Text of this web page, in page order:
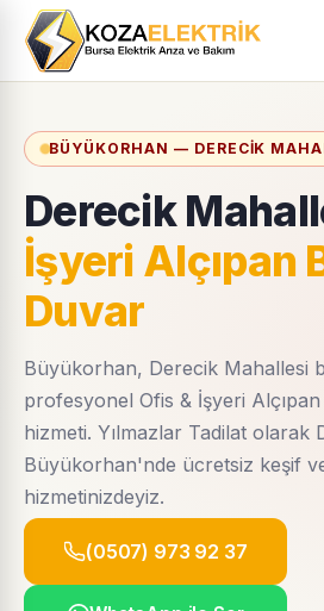
BÜYÜKORHAN — DERECIK
Derecik
İşyeri Alçıpan
Duvar
Büyükorhan, Derecik Mahallesi
profesyonel Ofis & İşyeri
hizmeti. Yılmazlar Tadilat olarak
Büyükorhan'nde ücretsiz keşif
hizmetinizdeyiz.
(0507) 973 92 37